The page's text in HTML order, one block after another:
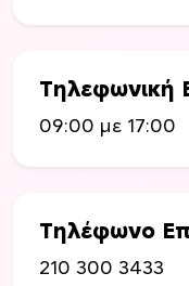
Τηλεφωνική
09:00 με 17:00
Τηλέφωνο
210 300 3433